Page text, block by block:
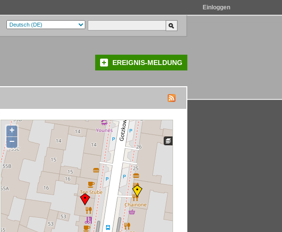
Einloggen
EREIGNIS-MELDUNG
+
−